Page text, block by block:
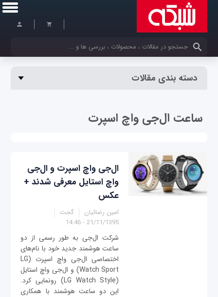
کلمات کلیدی خود را وارد کنید
دسته بندی مقالات
ساعت ال‌جی واچ اسپرت
ال‌جی واچ اسپرت و ال‌جی
واچ استایل معرفی شدند +
عکس
امین رضائیان
گجت
21/11/1395 - 14:46
شرکت ال‌جی به طور رسمی از دو
ساعت هوشمند جدید خود با نام‌های
اختصاصی ال‌جی واچ اسپرت (LG
Watch Sport) و ال‌جی واچ استایل
(LG Watch Style) رونمایی کرد.
این دو ساعت هوشمند با همکاری